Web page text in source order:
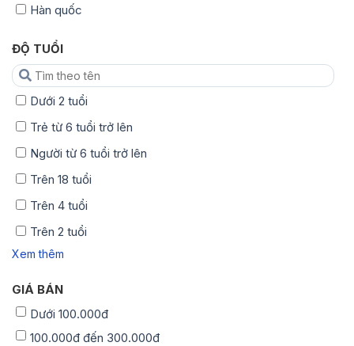
Hàn quốc
ĐỘ TUỔI
Dưới 2 tuổi
Trẻ từ 6 tuổi trở lên
Người từ 6 tuổi trở lên
Trên 18 tuổi
Trên 4 tuổi
Trên 2 tuổi
Xem thêm
GIÁ BÁN
Dưới 100.000đ
100.000đ đến 300.000đ